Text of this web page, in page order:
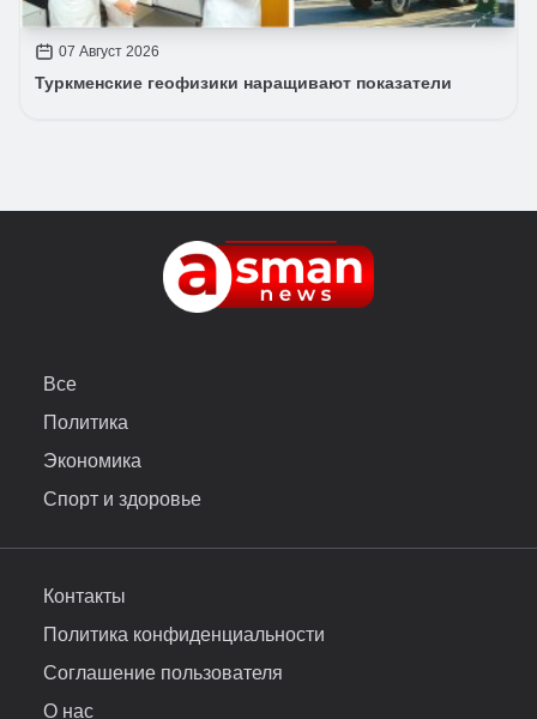
07 Август 2026
Туркменские геофизики наращивают показатели
Все
Политика
Экономика
Спорт и здоровье
Контакты
Политика конфиденциальности
Соглашение пользователя
О нас